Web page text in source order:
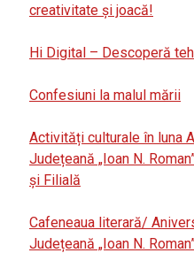
creativitate și joacă!
Hi Digital – Descoperă
Confesiuni la malul mării
Activități culturale în luna
Județeană „Ioan N.
și Filială
Cafeneaua literară/
Județeană „Ioan N.